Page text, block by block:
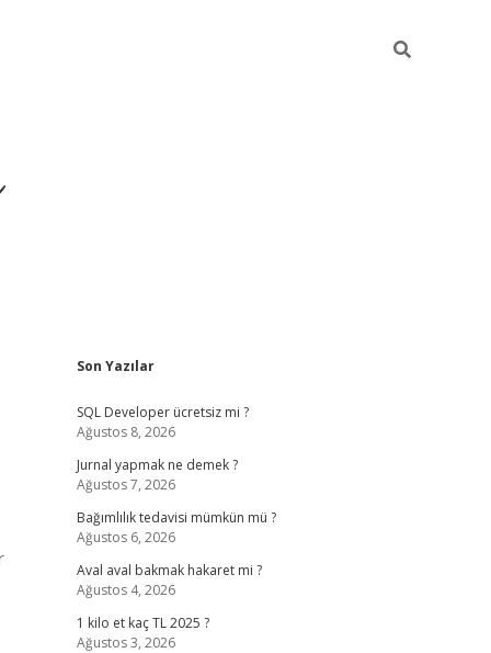
Sidebar
Son Yazılar
SQL Developer ücretsiz mi ?
Ağustos 8, 2026
Jurnal yapmak ne demek ?
Ağustos 7, 2026
Bağımlılık tedavisi mümkün mü ?
Ağustos 6, 2026
Aval aval bakmak hakaret mi ?
Ağustos 4, 2026
1 kilo et kaç TL 2025 ?
Ağustos 3, 2026